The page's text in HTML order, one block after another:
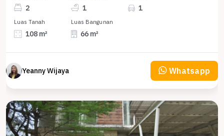
2 1 1
Luas Tanah
108 m²
Luas Bangunan
66 m²
Yeanny Wijaya Whatsapp